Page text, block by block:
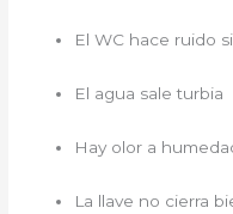
El WC hace ruido
El agua sale turbia
Hay olor a
La llave no cierra